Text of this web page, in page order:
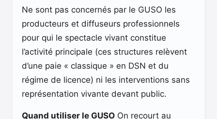
Ne sont pas concernés par le GUSO les
producteurs et diffuseurs professionnels
pour qui le spectacle vivant constitue
l’activité principale (ces structures relèvent
d’une paie « classique » en DSN et du
régime de licence) ni les interventions sans
représentation vivante devant public.
Quand utiliser le GUSO On recourt au